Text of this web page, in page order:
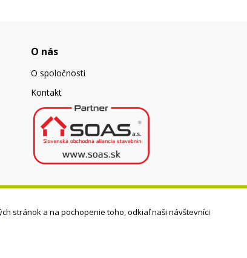
O nás
O spoločnosti
Kontakt
stránok a na pochopenie toho, odkiaľ naši návštevníci